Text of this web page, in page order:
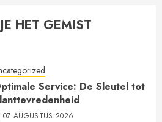
HET GEMIST
Service: De Sleutel tot
07 AUGUSTUS 2026